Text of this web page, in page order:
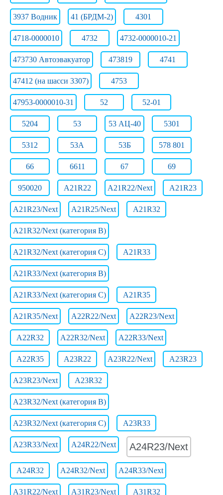
3937 Водник 41 (БРДМ-2) 4301
4718-0000010 4732 4732-0000010-21
473730 Автоэвакуатор 473819 4741
47412 (на шасси 3307) 4753
47953-0000010-31 52 52-01
5204 53 53 АЦ-40 5301
5312 53А 53Б 578 801
66 6611 67 69
950020 A21R22 A21R22/Next A21R23
A21R23/Next A21R25/Next A21R32
A21R32/Next (категория B)
A21R32/Next (категория C) A21R33
A21R33/Next (категория B)
A21R33/Next (категория C) A21R35
A21R35/Next A22R22/Next A22R23/Next
A22R32 A22R32/Next A22R33/Next
A22R35 A23R22 A23R22/Next A23R23
A23R23/Next A23R32
A23R32/Next (категория B)
A23R32/Next (категория C) A23R33
A23R33/Next A24R22/Next A24R23/Next
A24R32 A24R32/Next A24R33/Next
A31R22/Next A31R23/Next A31R32